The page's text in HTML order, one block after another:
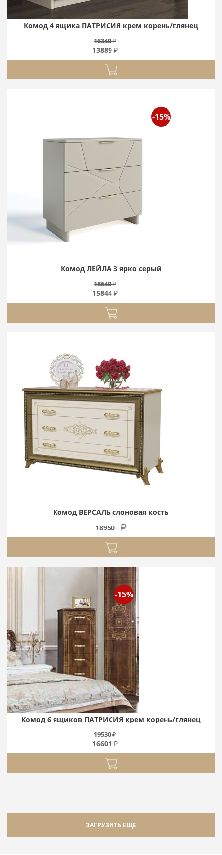
Комод 4 ящика ПАТРИСИЯ крем корень/глянец
16340 ₽
13889 ₽
-15%
Комод ЛЕЙЛА 3 ярко серый
18640 ₽
15844 ₽
Комод ВЕРСАЛЬ слоновая кость
18950
-15%
Комод 6 ящиков ПАТРИСИЯ крем корень/глянец
19530 ₽
16601 ₽
ЗАГРУЗИТЬ ЕЩЕ